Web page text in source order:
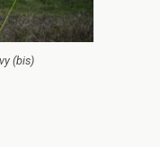
(bis)